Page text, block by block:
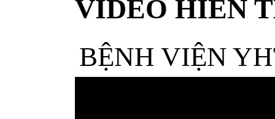
VIDEO HIỂN
BỆNH VIỆN